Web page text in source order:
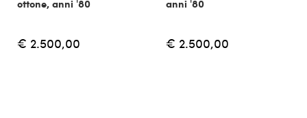
ottone, anni '80
€ 2.500,00
anni '80
€ 2.500,00